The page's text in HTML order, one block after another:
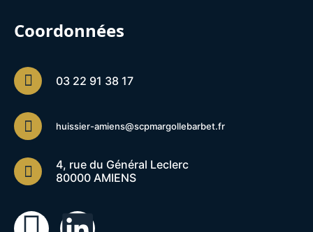
Coordonnées
03 22 91 38 17
huissier-amiens@scpmargollebarbet.fr
4, rue du Général Leclerc
80000 AMIENS